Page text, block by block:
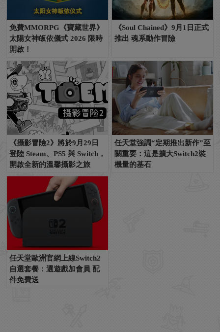
免費MMORPG《寶藏世界》
太陽女神皈依儀式 2026 限時
開啟！
《Soul Chained》9月1日正式
推出 魂系動作冒險
《攝影冒險2》將於9月29日
登陸 Steam、PS5 與 Switch，
開啟全新的溫馨攝影之旅
任天堂強調“定期推出新作”至
關重要：這是擴大Switch2裝
機量的基石
任天堂歐洲官網上線Switch2
自選套餐：選遊戲加會員 配
件免費送